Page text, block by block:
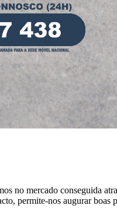
no mercado conseguida
permite-nos augurar boas